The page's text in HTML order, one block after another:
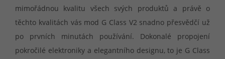
mimořádnou kvalitu všech svých produktů a právě o
těchto kvalitách vás mod G Class V2 snadno přesvědčí už
po prvních minutách používání. Dokonalé propojení
pokročilé elektroniky a elegantního designu, to je G Class